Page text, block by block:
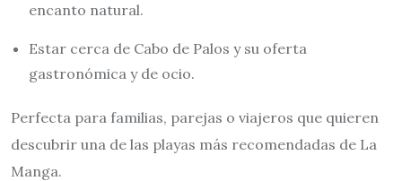
encanto natural.
Estar cerca de Cabo de Palos y su oferta
gastronómica y de ocio.
Perfecta para familias, parejas o viajeros que quieren
descubrir una de las playas más recomendadas de La
Manga.